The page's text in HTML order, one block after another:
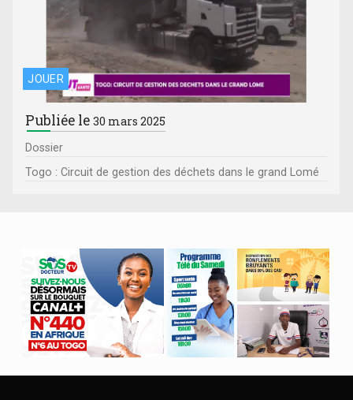
JOUER
Publiée le30 mars 2025
Dossier
Togo : Circuit de gestion des déchets dans le grand Lomé